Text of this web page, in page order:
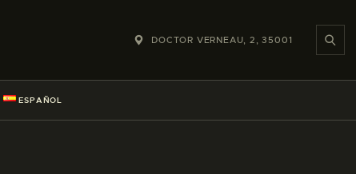
DOCTOR VERNEAU, 2, 35001
ESPAÑOL